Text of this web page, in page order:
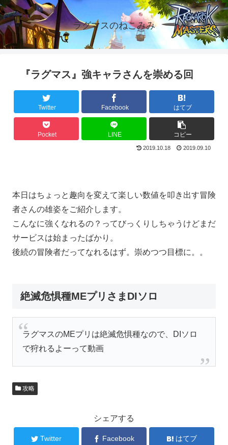
ラグマスのねこみみ
『ラグマス』強キャラさんを崇める回
Twitter Facebook はてブ
Pocket LINE コピー
2019.10.18 2019.09.10
本日はちょっと趣向を変えて楽しい数値を叩き出す冒険
者さんの雄姿をご紹介します。
こんなに強くなれるの？ってびっくりしちゃうけどまだ
サービスは始まったばかり。
後続の冒険者だってなれるはず。崇めつつ目標に。。
絶滅危惧種MEプリさまDIソロ
ラグマスのMEプリは絶滅危惧種なので、DIソロ
で狩れるよーって動画
攻略
シェアする
Twitter Facebook はてブ